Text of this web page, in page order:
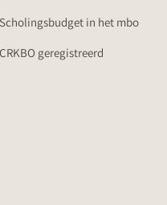
Scholingsbudget in het mbo
CRKBO geregistreerd